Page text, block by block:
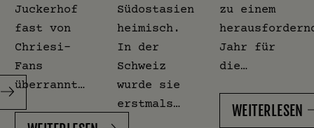
Juckerhof
fast von
Chriesi-
Fans
überrannt…
Südostasien
heimisch.
In der
Schweiz
wurde sie
erstmals…
zu einem
Jahr für
die…
WEITERLESEN